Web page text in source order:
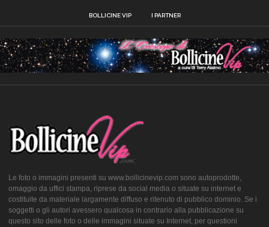
BOLLICINE VIP I PARTNER
Le foto o immagini presenti su www.bollicinevip.com sono autoprodotte,
omaggio da uffici stampa, riprese da social media o situate su internet e
costituite da materiale largamente diffuso e ritenuto di pubblico dominio. Se i
soggetti o gli autori avessero qualcosa in contrario alla pubblicazione su
questo sito delle foto o delle immagini situate su Internet, per questioni